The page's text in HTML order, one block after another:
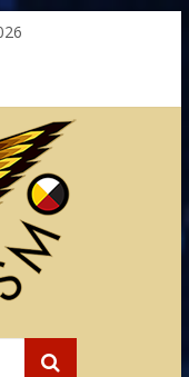
do Espírito Ancestral
– Crescimento